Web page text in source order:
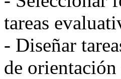
tareas
- Diseñar
de